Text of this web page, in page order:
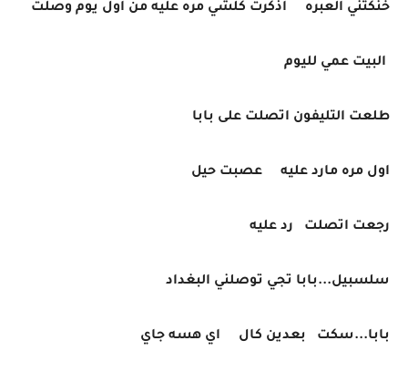
خنكتني العبره اذكرت كلشي مره عليه من اول يوم وصلت
البيت عمي لليوم
طلعت التليفون اتصلت على بابا
اول مره مارد عليه عصبت حيل
رجعت اتصلت رد عليه
سلسبيل...بابا تجي توصلني البغداد
بابا...سكت بعدين كال اي هسه جاي